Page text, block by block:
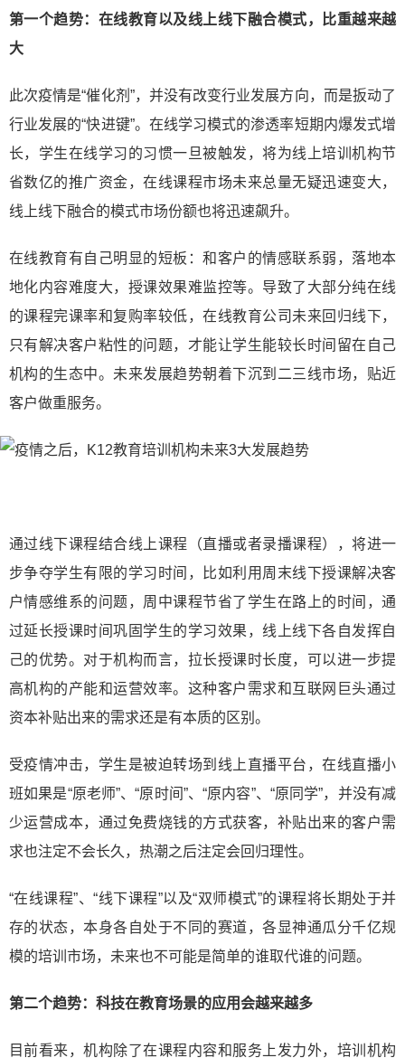
第一个趋势：在线教育以及线上线下融合模式，比重越来越
大
此次疫情是“催化剂”，并没有改变行业发展方向，而是扳动了
行业发展的“快进键”。在线学习模式的渗透率短期内爆发式增
长，学生在线学习的习惯一旦被触发，将为线上培训机构节
省数亿的推广资金，在线课程市场未来总量无疑迅速变大，
线上线下融合的模式市场份额也将迅速飙升。
在线教育有自己明显的短板：和客户的情感联系弱，落地本
地化内容难度大，授课效果难监控等。导致了大部分纯在线
的课程完课率和复购率较低，在线教育公司未来回归线下，
只有解决客户粘性的问题，才能让学生能较长时间留在自己
机构的生态中。未来发展趋势朝着下沉到二三线市场，贴近
客户做重服务。
通过线下课程结合线上课程（直播或者录播课程），将进一
步争夺学生有限的学习时间，比如利用周末线下授课解决客
户情感维系的问题，周中课程节省了学生在路上的时间，通
过延长授课时间巩固学生的学习效果，线上线下各自发挥自
己的优势。对于机构而言，拉长授课时长度，可以进一步提
高机构的产能和运营效率。这种客户需求和互联网巨头通过
资本补贴出来的需求还是有本质的区别。
受疫情冲击，学生是被迫转场到线上直播平台，在线直播小
班如果是“原老师”、“原时间”、“原内容”、“原同学”，并没有减
少运营成本，通过免费烧钱的方式获客，补贴出来的客户需
求也注定不会长久，热潮之后注定会回归理性。
“在线课程”、“线下课程”以及“双师模式”的课程将长期处于并
存的状态，本身各自处于不同的赛道，各显神通瓜分千亿规
模的培训市场，未来也不可能是简单的谁取代谁的问题。
第二个趋势：科技在教育场景的应用会越来越多
目前看来，机构除了在课程内容和服务上发力外，培训机构